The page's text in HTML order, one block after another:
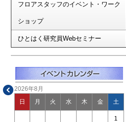
フロアスタッフのイベント・ワーク
ショップ
ひとはく研究員Webセミナー
2026年8月
日 月 火 水 木 金 土
1